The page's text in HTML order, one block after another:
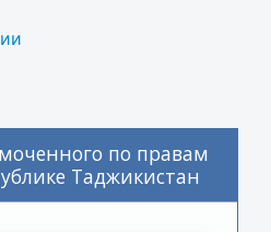
по правам
Таджикистан